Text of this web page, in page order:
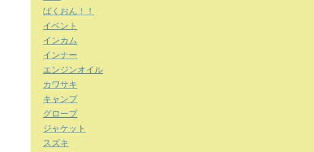
ばくおん！！
イベント
インカム
インナー
エンジンオイル
カワサキ
キャンプ
グローブ
ジャケット
スズキ